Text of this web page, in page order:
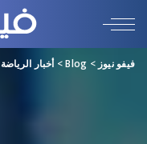
فيفو نيوز >
Blog
> أخبار الرياضة